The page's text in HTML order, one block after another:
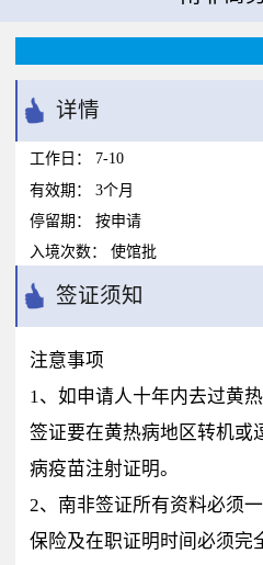
详情
工作日：
7-10
有效期：
3个月
停留期：
按申请
入境次数：
使馆批
签证须知
注意事项
1、如申请人十年内去过黄
签证要在黄热病地区转机或
病疫苗注射证明。
2、南非签证所有资料必须
保险及在职证明时间必须完